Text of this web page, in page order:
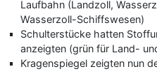
Laufbahn (Landzoll,
Wasserzoll-Schiffswesen)
Schulterstücke hatten
anzeigten (grün für Land-
Kragenspiegel zeigten nun